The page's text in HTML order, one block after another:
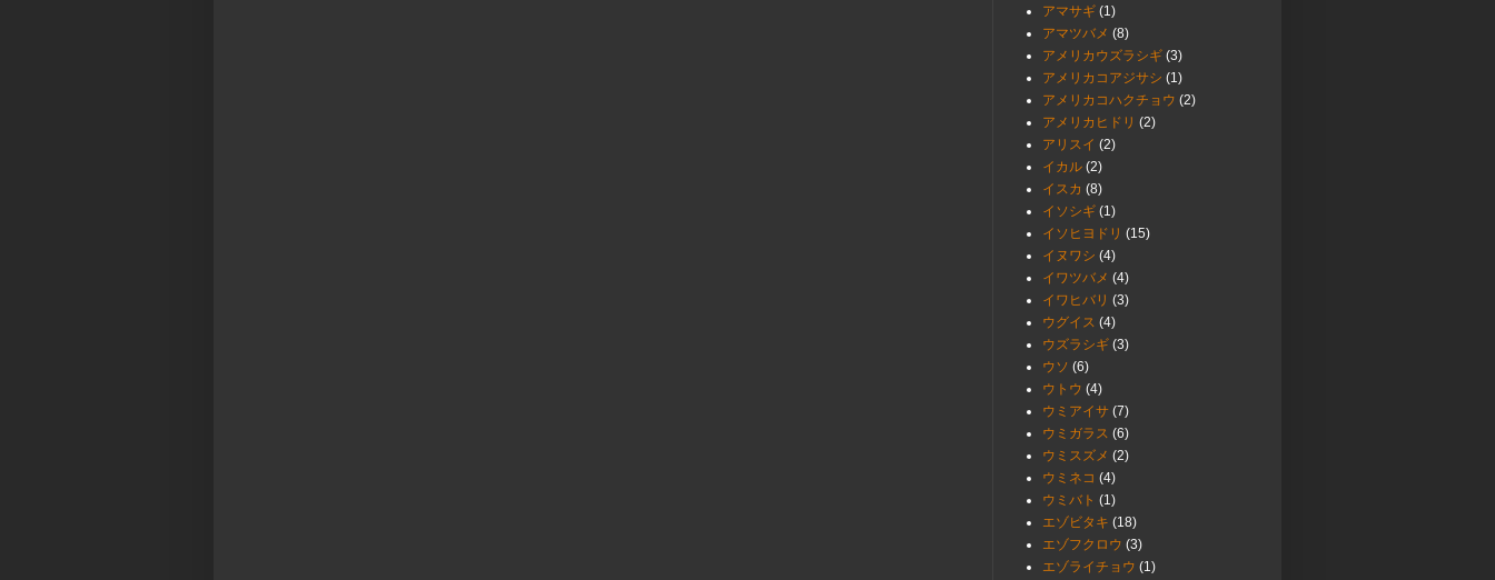
アマサギ (1)
アマツバメ (8)
アメリカウズラシギ (3)
アメリカコアジサシ (1)
アメリカコハクチョウ (2)
アメリカヒドリ (2)
アリスイ (2)
イカル (2)
イスカ (8)
イソシギ (1)
イソヒヨドリ (15)
イヌワシ (4)
イワツバメ (4)
イワヒバリ (3)
ウグイス (4)
ウズラシギ (3)
ウソ (6)
ウトウ (4)
ウミアイサ (7)
ウミガラス (6)
ウミスズメ (2)
ウミネコ (4)
ウミバト (1)
エゾビタキ (18)
エゾフクロウ (3)
エゾライチョウ (1)